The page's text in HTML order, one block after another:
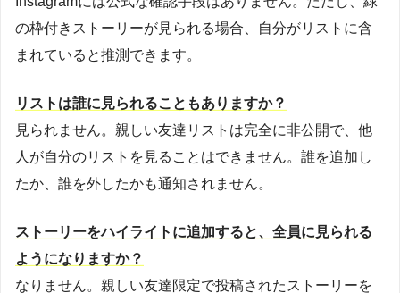
の枠付きストーリーが見られる場合、自分がリストに含
まれていると推測できます。
リストは誰に見られることもありますか？
見られません。親しい友達リストは完全に非公開で、他
人が自分のリストを見ることはできません。誰を追加し
たか、誰を外したかも通知されません。
ストーリーをハイライトに追加すると、全員に見られる
ようになりますか？
なりません。親しい友達限定で投稿されたストーリーを